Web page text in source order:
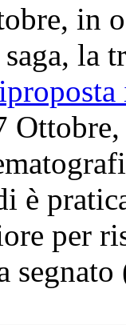
in
saga, la
è
per